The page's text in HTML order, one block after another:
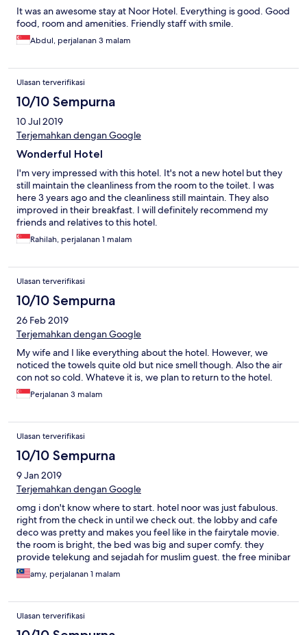
It was an awesome stay at Noor Hotel. Everything is good. Good
food, room and amenities. Friendly staff with smile.
Abdul, perjalanan 3 malam
Ulasan terverifikasi
10/10 Sempurna
10 Jul 2019
Terjemahkan dengan Google
Wonderful Hotel
I'm very impressed with this hotel. It's not a new hotel but they
still maintain the cleanliness from the room to the toilet. I was
here 3 years ago and the cleanliness still maintain. They also
improved in their breakfast. I will definitely recommend my
friends and relatives to this hotel.
Rahilah, perjalanan 1 malam
Ulasan terverifikasi
10/10 Sempurna
26 Feb 2019
Terjemahkan dengan Google
My wife and I like everything about the hotel. However, we
noticed the towels quite old but nice smell though. Also the air
con not so cold. Whateve it is, we plan to return to the hotel.
Perjalanan 3 malam
Ulasan terverifikasi
10/10 Sempurna
9 Jan 2019
Terjemahkan dengan Google
omg i don't know where to start. hotel noor was just fabulous.
right from the check in until we check out. the lobby and cafe
deco was pretty and makes you feel like in the fairytale movie.
the room is bright, the bed was big and super comfy. they
provide telekung and sejadah for muslim guest. the free minibar
items was a bonus. the location is excellent. walking distance to
fabulous eating place, rumah belacan. close to textile shop
hotel noor is super clean, spotless! will definitely stay here again
when i visit bandung.
amy, perjalanan 1 malam
Ulasan terverifikasi